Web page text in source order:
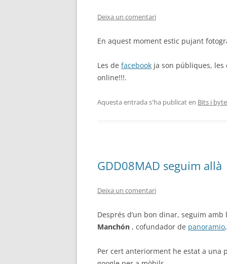
Deixa un comentari
En aquest moment estic pujant
Les de facebook ja son públiques,
online!!!.
Aquesta entrada s'ha publicat en Bits i
GDD08MAD seguim allà
Deixa un comentari
Després d’un bon dinar, seguim
Manchón , cofundador de panoramio
Per cert anteriorment he estat a una